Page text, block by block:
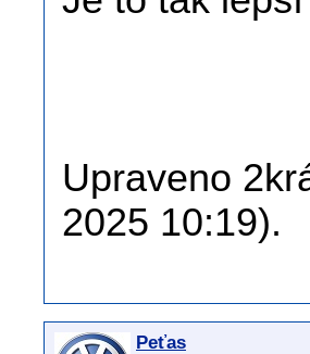
Upraveno
2025 10:19).
Peťas